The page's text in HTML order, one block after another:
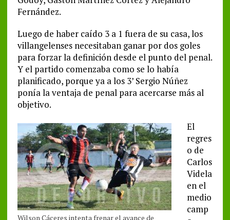
Fernández.
Luego de haber caído 3 a 1 fuera de su casa, los
villangelenses necesitaban ganar por dos goles
para forzar la definición desde el punto del penal.
Y el partido comenzaba como se lo había
planificado, porque ya a los 3’ Sergio Núñez
ponía la ventaja de penal para acercarse más al
objetivo.
Wilson Cáceres intenta frenar el avance de
El
regres
o de
Carlos
Videla
en el
medio
camp